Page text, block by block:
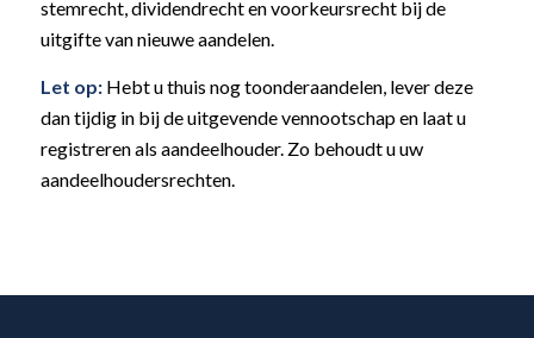
stemrecht, dividendrecht en voorkeursrecht bij de
uitgifte van nieuwe aandelen.
Let op: Hebt u thuis nog toonderaandelen, lever deze
dan tijdig in bij de uitgevende vennootschap en laat u
registreren als aandeelhouder. Zo behoudt u uw
aandeelhoudersrechten.